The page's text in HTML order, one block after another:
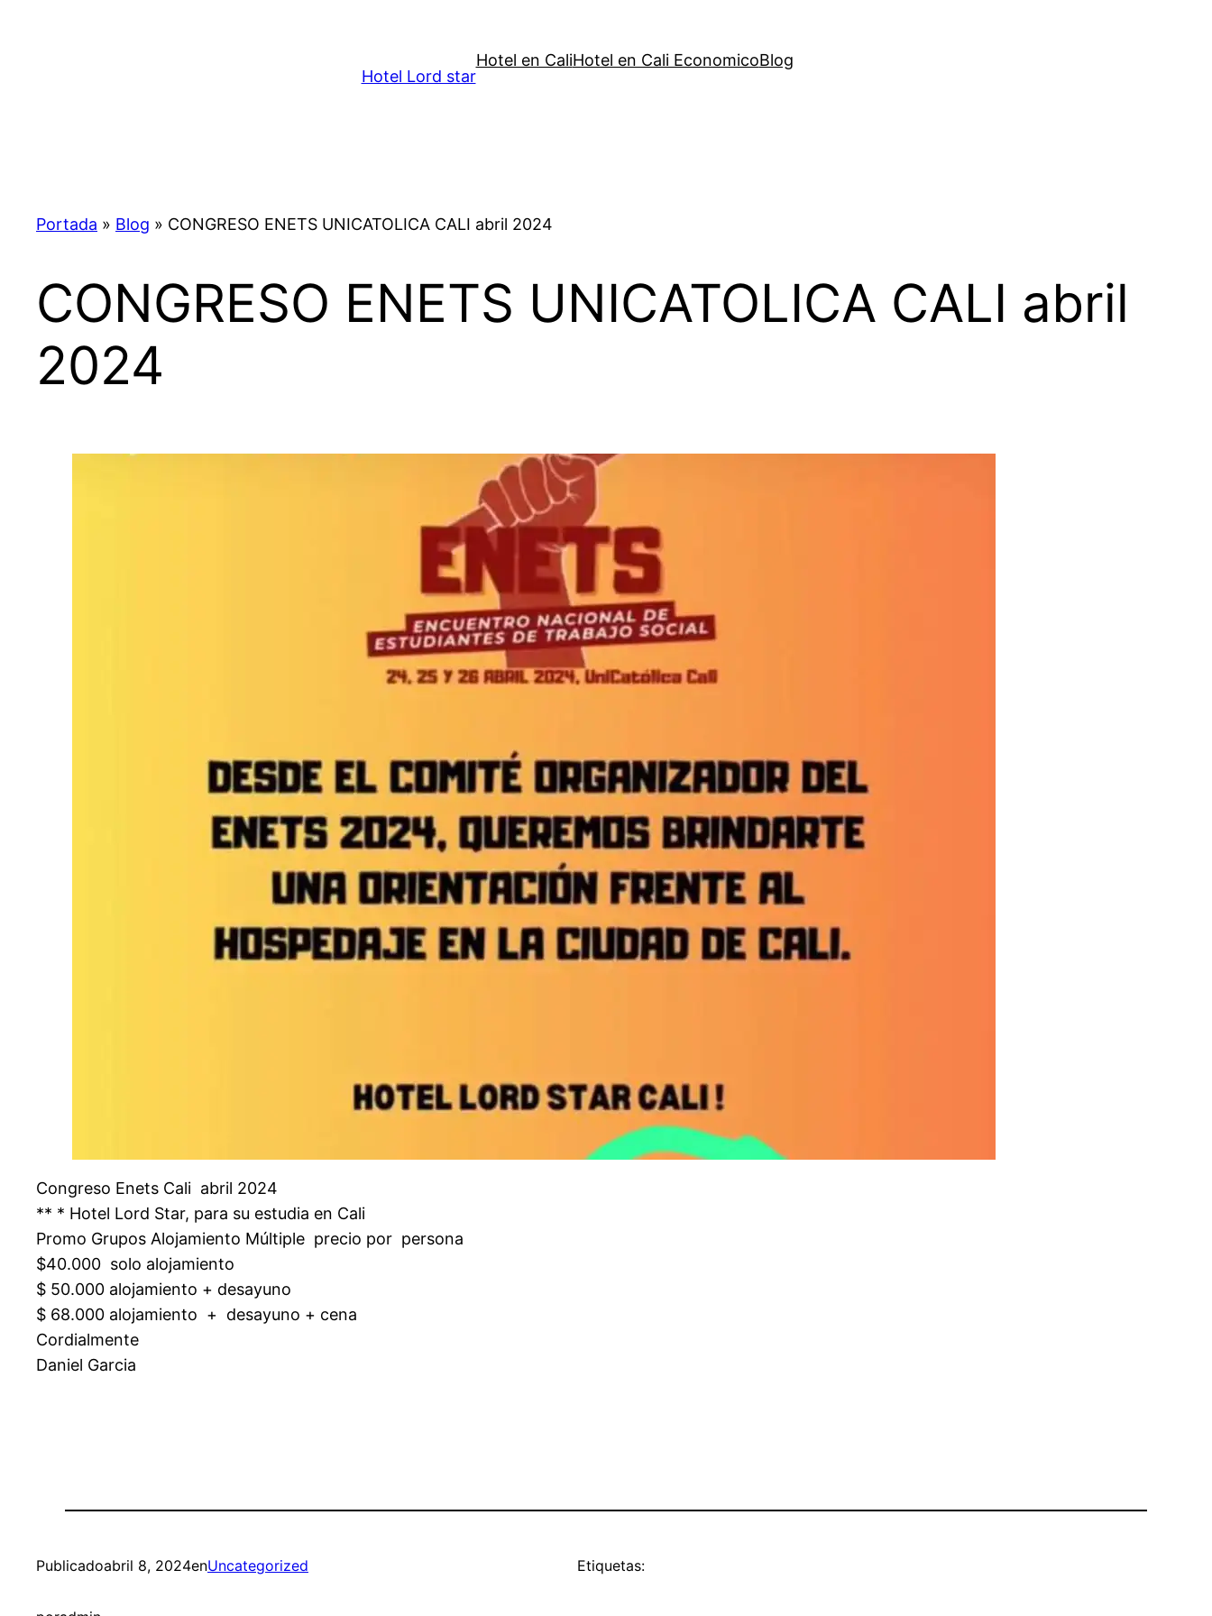
Hotel Lord star
Hotel en CaliHotel en Cali EconomicoBlog
Portada » Blog » CONGRESO ENETS UNICATOLICA CALI abril 2024
CONGRESO ENETS UNICATOLICA CALI abril
2024
Congreso Enets Cali abril 2024
** * Hotel Lord Star, para su estudia en Cali
Promo Grupos Alojamiento Múltiple precio por persona
$40.000 solo alojamiento
$ 50.000 alojamiento + desayuno
$ 68.000 alojamiento + desayuno + cena
Cordialmente
Daniel Garcia
Publicadoabril 8, 2024enUncategorized Etiquetas: